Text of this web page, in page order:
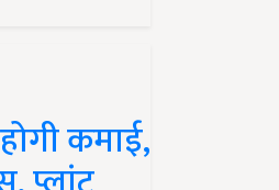
कमाई,